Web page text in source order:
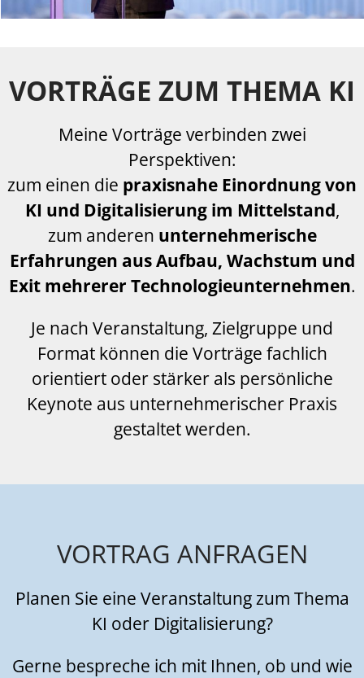
VORTRÄGE ZUM THEMA KI
Meine Vorträge verbinden zwei
Perspektiven:
zum einen die praxisnahe Einordnung von
KI und Digitalisierung im Mittelstand,
zum anderen unternehmerische
Erfahrungen aus Aufbau, Wachstum und
Exit mehrerer Technologieunternehmen.
Je nach Veranstaltung, Zielgruppe und
Format können die Vorträge fachlich
orientiert oder stärker als persönliche
Keynote aus unternehmerischer Praxis
gestaltet werden.
VORTRAG ANFRAGEN
Planen Sie eine Veranstaltung zum Thema
KI oder Digitalisierung?
Gerne bespreche ich mit Ihnen, ob und wie